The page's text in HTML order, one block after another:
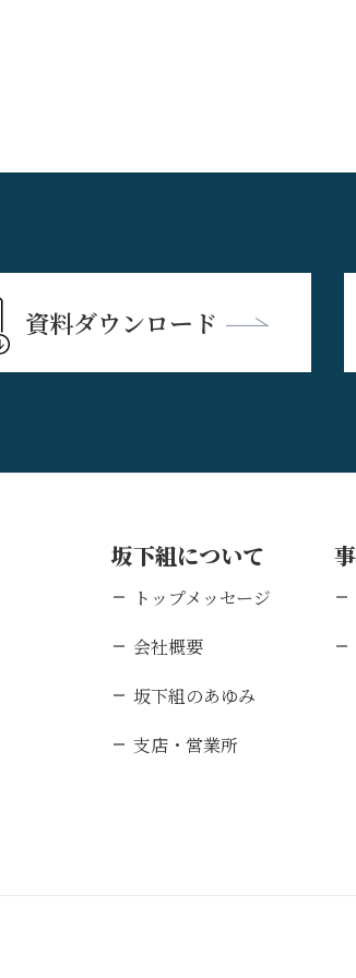
資料ダウンロード
坂下組について
トップメッセージ
会社概要
坂下組のあゆみ
支店・営業所